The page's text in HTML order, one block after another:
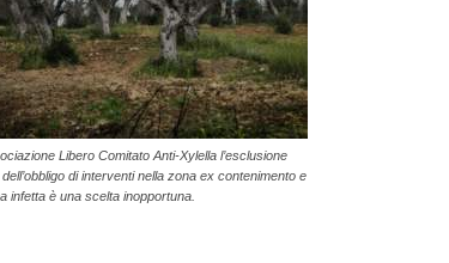
Libero Comitato Anti-Xylella l’esclusione
di interventi nella zona ex contenimento e
infetta è una scelta inopportuna.